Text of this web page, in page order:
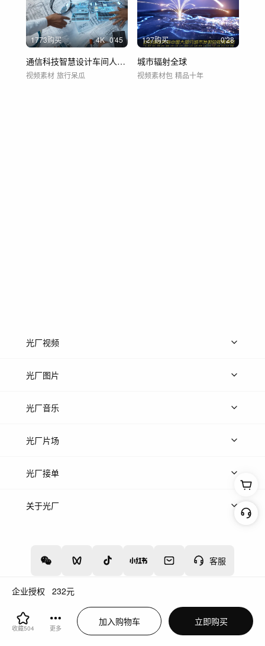
企业授权 232元
收藏504 更多
加入购物车 立即购买
1773购买 4K 0'45
通信科技智慧设计车间人工智能高科技工厂光
视频素材 旅行呆瓜
127购买 0'28
城市辐射全球
视频素材包 精品十年
客服
光厂视频
上传视频
光厂图片
上传图片
光厂音乐
热门音乐
光厂片场
上传案例
光厂接单
上架服务
关于光厂
增值电信业务经营许可证：川B2-20160192
蜀ICP备12020238号-4
川公网安备51019002000262 违法和不良信息举报中心